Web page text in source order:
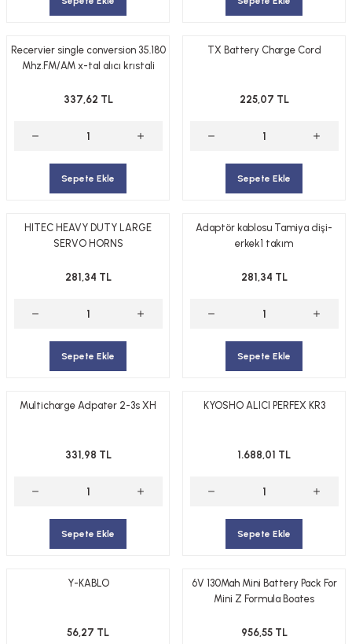
Recervier single conversion 35.180
Mhz.FM/AM x-tal alıcı krıstali
337,62 TL
Sepete Ekle
TX Battery Charge Cord
225,07 TL
Sepete Ekle
HITEC HEAVY DUTY LARGE
SERVO HORNS
281,34 TL
Sepete Ekle
Adaptör kablosu Tamiya dişi-
erkek1 takım
281,34 TL
Sepete Ekle
Multicharge Adpater 2-3s XH
331,98 TL
Sepete Ekle
KYOSHO ALICI PERFEX KR3
1.688,01 TL
Sepete Ekle
Y-KABLO
56,27 TL
6V 130Mah Mini Battery Pack For
Mini Z Formula Boates
956,55 TL